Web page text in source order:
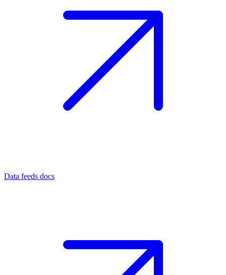
Data feeds docs